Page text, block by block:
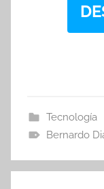
Tecnología
Bernardo